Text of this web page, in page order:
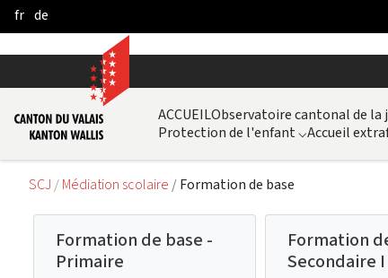
Skip to Main Content
fr de
ACCUEILObservatoire cantonal de la
Protection de l'enfant ⌵Accueil
SCJ Médiation scolaire Formation de base
Formation de base -
Primaire
Formation
Secondaire